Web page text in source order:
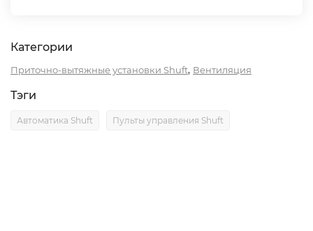
Категории
Приточно-вытяжные установки Shuft, Вентиляция
Тэги
Автоматика Shuft Пульты управления Shuft